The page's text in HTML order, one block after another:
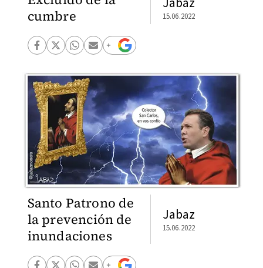
cumbre
15.06.2022
Santo Patrono de
la prevención de
inundaciones
Jabaz
15.06.2022